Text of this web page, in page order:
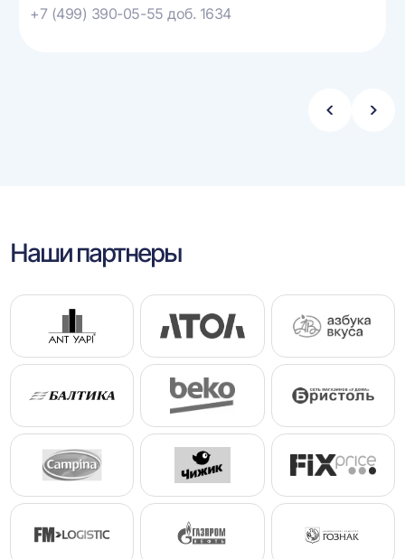
+7 (499) 390-05-55 доб. 1634
Стрелка
Наши партнеры